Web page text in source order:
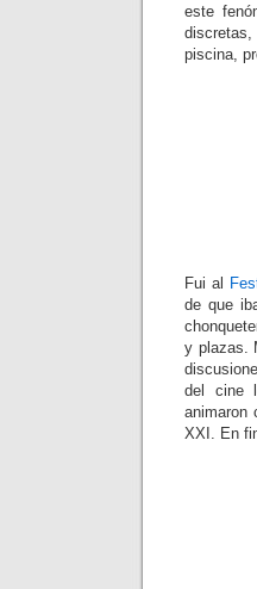
este
piscina,
Fui al
de que
y plazas.
del cine
animaron
XXI. En